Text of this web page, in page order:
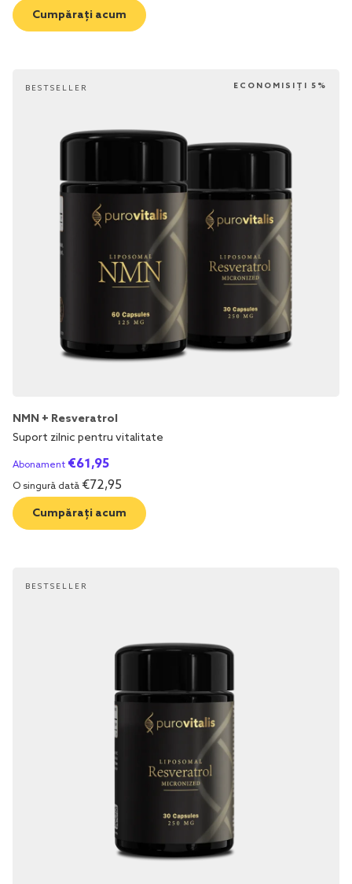
Cumpărați acum
ECONOMISIȚI 5%
BESTSELLER
NMN + Resveratrol
Suport zilnic pentru vitalitate
Abonament €61,95
O singură dată €72,95
Cumpărați acum
BESTSELLER